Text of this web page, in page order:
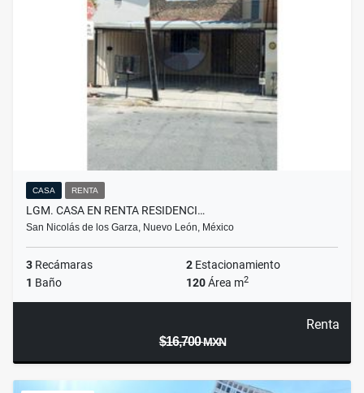
CASA RENTA
LGM. CASA EN RENTA RESIDENCI…
San Nicolás de los Garza, Nuevo León, México
3 Recámaras 2 Estacionamiento
1 Baño 120Área m2
Renta
$16,700MXN